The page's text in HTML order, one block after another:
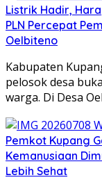
Listrik Hadir,
PLN Percepat
Oelbiteno
Kabupaten
pelosok desa
warga. Di Desa
Pemkot Kupang
Kemanusiaan
Lebih Sehat